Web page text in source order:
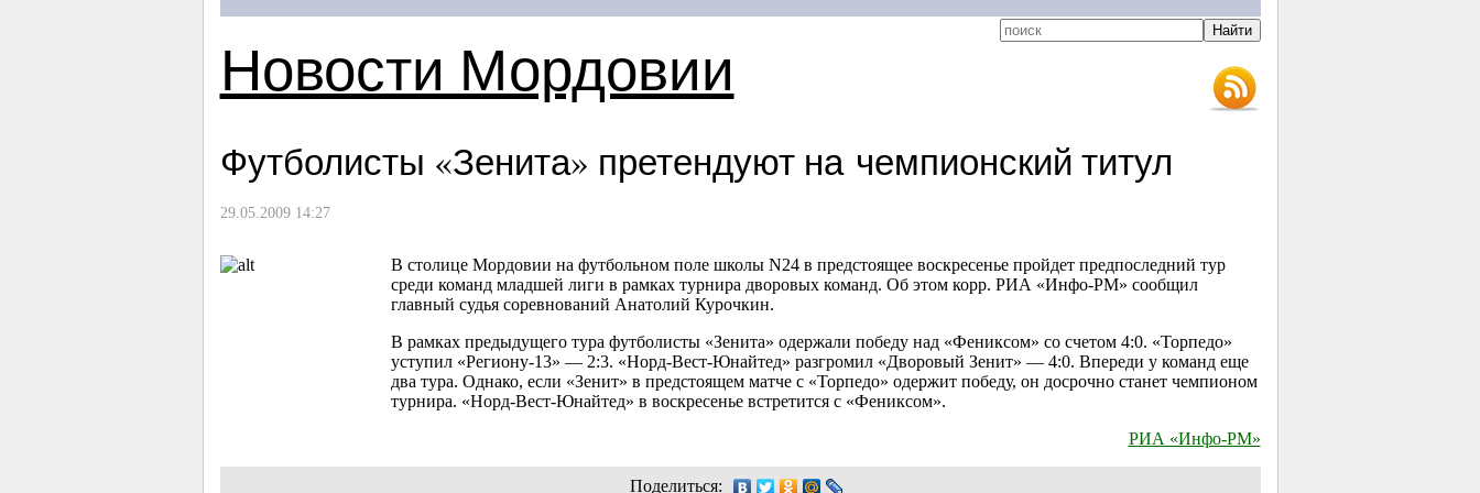
Новости Мордовии
Футболисты «Зенита» претендуют на чемпионский титул
29.05.2009 14:27
В столице Мордовии на футбольном поле школы N24 в предстоящее воскресенье пройдет предпоследний тур
среди команд младшей лиги в рамках турнира дворовых команд. Об этом корр. РИА «Инфо-РМ» сообщил
главный судья соревнований Анатолий Курочкин.
В рамках предыдущего тура футболисты «Зенита» одержали победу над «Фениксом» со счетом 4:0. «Торпедо»
уступил «Региону-13» — 2:3. «Норд-Вест-Юнайтед» разгромил «Дворовый Зенит» — 4:0. Впереди у команд еще
два тура. Однако, если «Зенит» в предстоящем матче с «Торпедо» одержит победу, он досрочно станет чемпионом
турнира. «Норд-Вест-Юнайтед» в воскресенье встретится с «Фениксом».
РИА «Инфо-РМ»
Поделиться: